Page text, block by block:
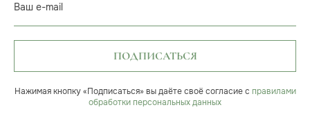
Ваш e-mail
ПОДПИСАТЬСЯ
Нажимая кнопку «Подписаться» вы даёте своё согласие с правилами
обработки персональных данных